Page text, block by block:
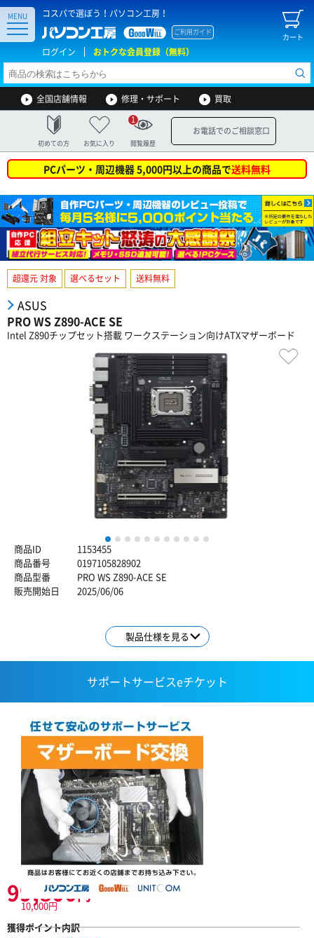
コスパで選ぼう！パソコン工房！
カート
ご利用ガイド
ログイン おトクな会員登録（無料）
MENU
全国店舗情報 修理・サポート 買取
初めての方 お気に入り 閲覧履歴
1
お電話でのご相談窓口
PCパーツ・周辺機器 5,000円以上の商品で送料無料
超還元 対象 選べるセット 送料無料
ASUS
PRO WS Z890-ACE SE
Intel Z890チップセット搭載 ワークステーション向けATXマザーボード
1 2 3 4 5 6 7 8 9 10
商品ID
1153455
商品番号
0197105828902
商品型番
PRO WS Z890-ACE SE
販売開始日
2025/06/06
製品仕様を見る
サポートサービスeチケット
10,000円
99,800円
獲得ポイント内訳